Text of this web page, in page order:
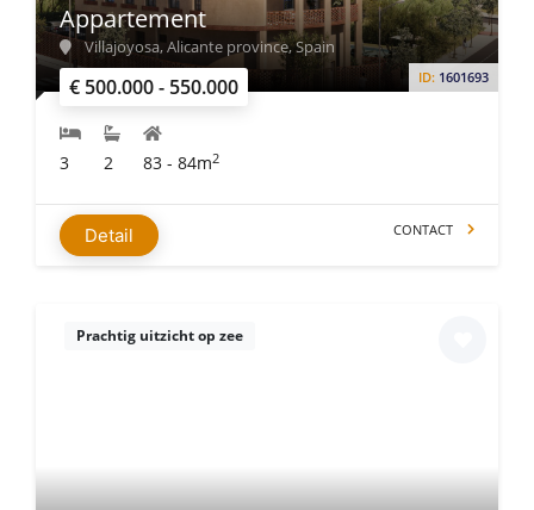
€ 500.000 - 550.000 ID: 1601693
Appartement
Villajoyosa, Alicante province, Spain
3 2 83 - 84m2
Detail CONTACT
Prachtig uitzicht op zee